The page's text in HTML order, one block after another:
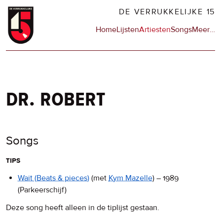
Overslaan
naar
DE VERRUKKELIJKE 15
Hoofdnavigatie
HomeLijstenArtiestenSongsMeerop
…
dr. robert
Songs
tips
Wait (Beats & pieces) (met Kym Mazelle) – 1989
(Parkeerschijf)
Deze song heeft alleen in de tiplijst gestaan.